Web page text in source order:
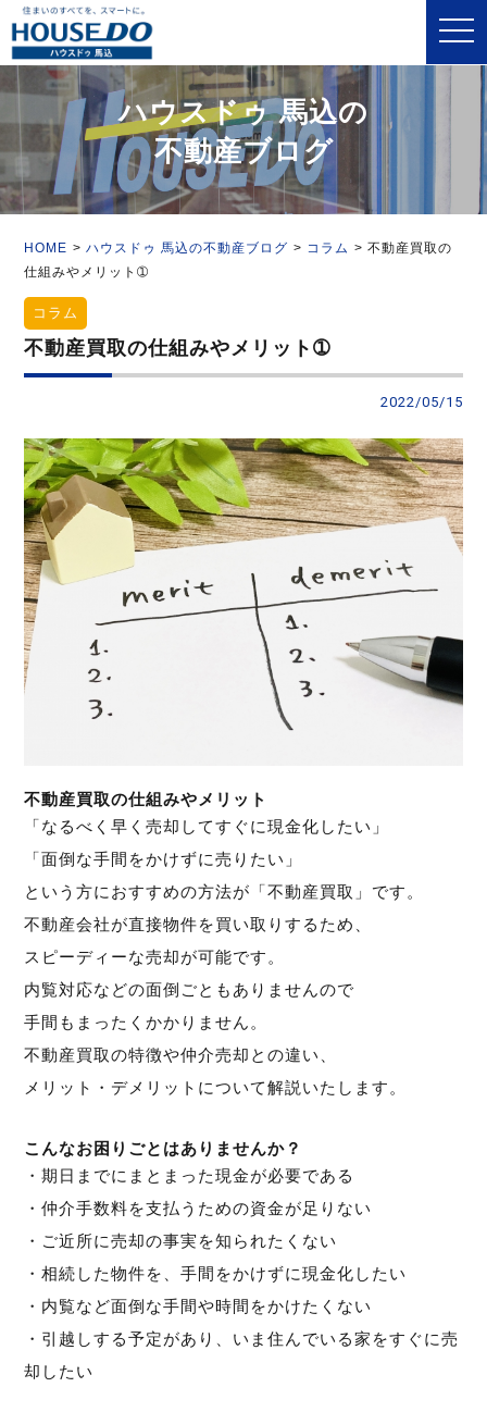
toggle
ハウスドゥ 馬込の
不動産ブログ
HOME ハウスドゥ 馬込の不動産ブログ コラム
不動産買取の
仕組みやメリット➀
コラム
不動産買取の仕組みやメリット➀
2022/05/15
不動産買取の仕組みやメリット
「なるべく早く売却してすぐに現金化したい」
「面倒な手間をかけずに売りたい」
という方におすすめの方法が「不動産買取」です。
不動産会社が直接物件を買い取りするため、
スピーディーな売却が可能です。
内覧対応などの面倒ごともありませんので
手間もまったくかかりません。
不動産買取の特徴や仲介売却との違い、
メリット・デメリットについて解説いたします。
こんなお困りごとはありませんか？
・期日までにまとまった現金が必要である
・仲介手数料を支払うための資金が足りない
・ご近所に売却の事実を知られたくない
・相続した物件を、手間をかけずに現金化したい
・内覧など面倒な手間や時間をかけたくない
・引越しする予定があり、いま住んでいる家をすぐに売
却したい